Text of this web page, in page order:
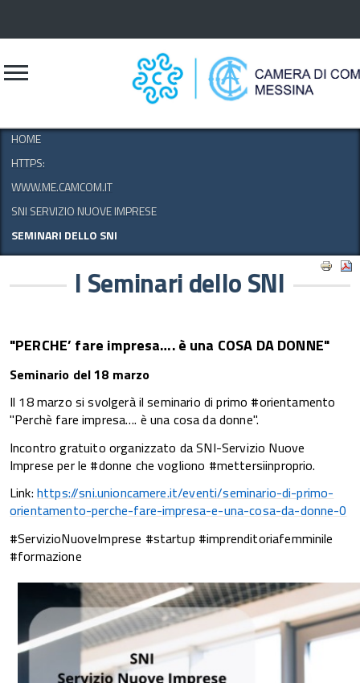
HOME
HTTPS:
WWW.ME.CAMCOM.IT
SNI SERVIZIO NUOVE IMPRESE
SEMINARI DELLO SNI
I Seminari dello SNI
"PERCHE’ fare impresa…. è una COSA DA DONNE"
Seminario del 18 marzo
Il 18 marzo si svolgerà il seminario di primo #orientamento
"Perchè fare impresa…. è una cosa da donne".
Incontro gratuito organizzato da SNI-Servizio Nuove
Imprese per le #donne che vogliono #mettersiinproprio.
Link: https://sni.unioncamere.it/eventi/seminario-di-primo-
orientamento-perche-fare-impresa-e-una-cosa-da-donne-0
#ServizioNuoveImprese #startup #imprenditoriafemminile
#formazione